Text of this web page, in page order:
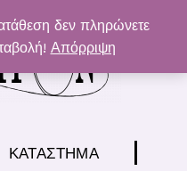
δεν πληρώνετε
Απόρριψη
ΚΑΤΆΣΤΗΜΑ